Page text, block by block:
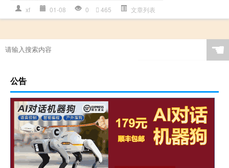
xf 01-08 0 465 文章列表
☚
公告